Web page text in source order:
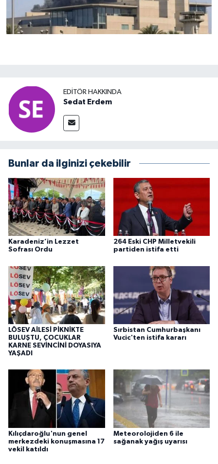
EDITÖR HAKKINDA
Sedat Erdem
Bunlar da ilginizi çekebilir
Karadeniz’in Lezzet
Sofrası Ordu
264 Eski CHP Milletvekili
partiden istifa etti
LÖSEV AİLESİ PİKNİKTE
BULUŞTU, ÇOCUKLAR
KARNE SEVİNCİNİ DOYASIYA
YAŞADI
Sırbistan Cumhurbaşkanı
Vucic'ten istifa kararı
Kılıçdaroğlu'nun genel
merkezdeki konuşmasına 17
vekil katıldı
Meteorolojiden 6 ile
sağanak yağış uyarısı